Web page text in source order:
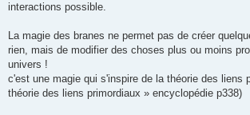
interactions possible.
La magie des branes ne permet pas de créer
rien, mais de modifier des choses plus ou moins
univers !
c'est une magie qui s'inspire de la théorie des liens
théorie des liens primordiaux » encyclopédie p338)